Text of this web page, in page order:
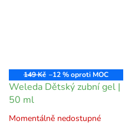
149 Kč –12 %
Weleda Dětský zubní gel |
50 ml
Momentálně nedostupné